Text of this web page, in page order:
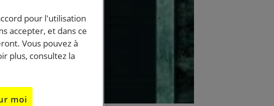
pour l'utilisation
accepter, et dans ce
Vous pouvez à
plus, consultez la
moi